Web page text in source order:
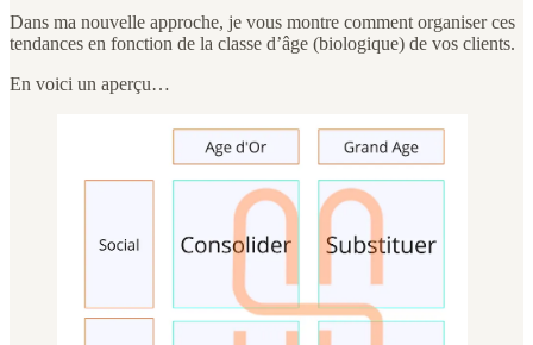
Dans ma nouvelle approche, je vous montre comment organiser ces
tendances en fonction de la classe d’âge (biologique) de vos clients.
En voici un aperçu…